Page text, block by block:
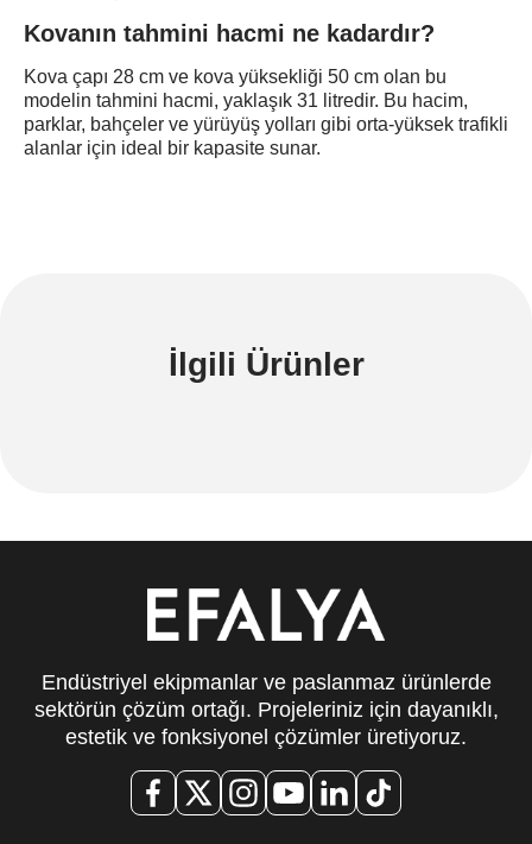
Kovanın tahmini hacmi ne kadardır?
Kova çapı 28 cm ve kova yüksekliği 50 cm olan bu
modelin tahmini hacmi, yaklaşık 31 litredir. Bu hacim,
parklar, bahçeler ve yürüyüş yolları gibi orta-yüksek trafikli
alanlar için ideal bir kapasite sunar.
İlgili Ürünler
Endüstriyel ekipmanlar ve paslanmaz ürünlerde
sektörün çözüm ortağı. Projeleriniz için dayanıklı,
estetik ve fonksiyonel çözümler üretiyoruz.